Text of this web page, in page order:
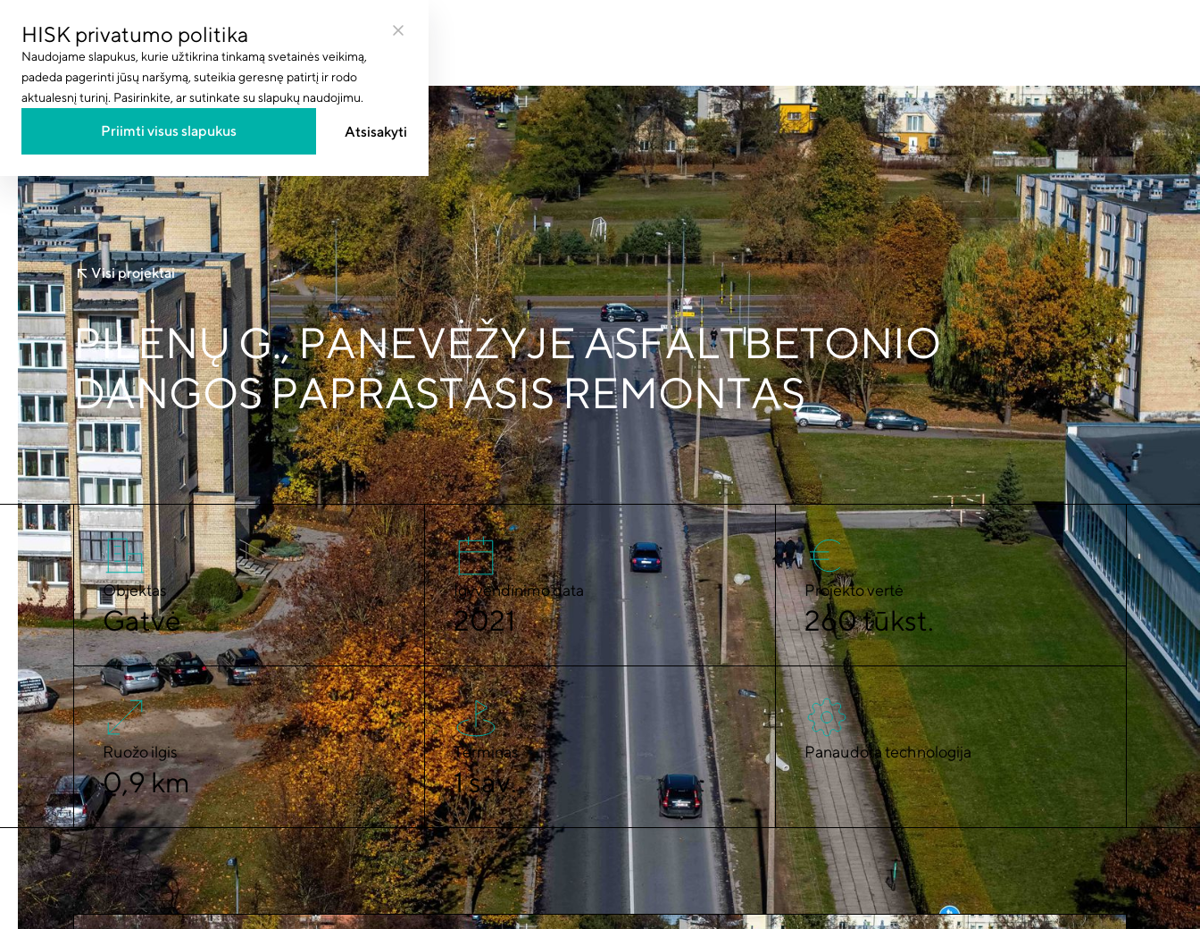
HISK privatumo politika
Naudojame slapukus, kurie užtikrina tinkamą svetainės veikimą,
padeda pagerinti jūsų naršymą, suteikia geresnę patirtį ir rodo
aktualesnį turinį. Pasirinkite, ar sutinkate su slapukų naudojimu.
Priimti visus slapukus Atsisakyti
Projektai
Paslaugos
Produktai
Visi projektai
PILĖNŲ G., PANEVĖŽYJE ASFALTBETONIO
DANGOS PAPRASTASIS REMONTAS
Objektas
Gatvė
Įgyvendinimo data
2021
Projekto vertė
260 tūkst.
Ruožo ilgis
0,9 km
Terminas
1 sav.
Panaudota technologija